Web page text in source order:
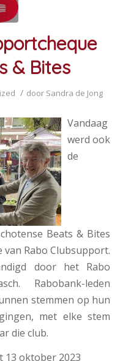
& Bites
/ door Sandra de Jong
Vandaag
werd ook
de
Beats & Bites
Rabo Clubsupport.
door het Rabo
Rabobank-leden
stemmen op hun
met elke stem
die club.
13 oktober 2023